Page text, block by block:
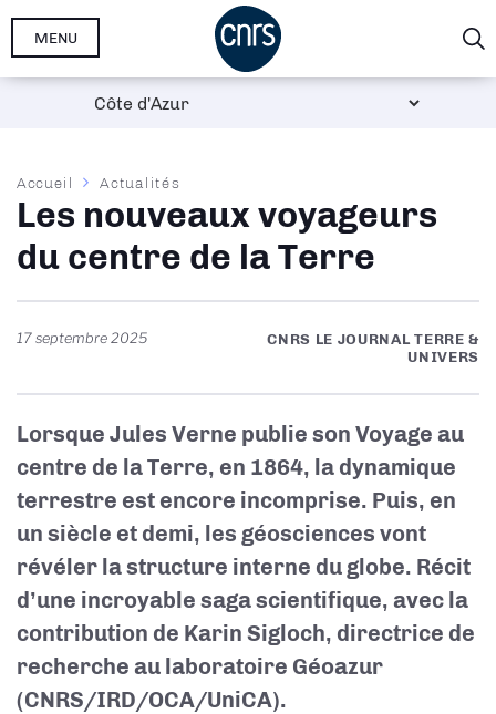
Aller
MENU
Fil
d'Ariane
Accueil Actualités
Les nouveaux voyageurs
du centre de la Terre
17 septembre 2025
CNRS LE JOURNAL TERRE &
UNIVERS
Lorsque Jules Verne publie son Voyage au
centre de la Terre, en 1864, la dynamique
terrestre est encore incomprise. Puis, en
un siècle et demi, les géosciences vont
révéler la structure interne du globe. Récit
d’une incroyable saga scientifique, avec la
contribution de Karin Sigloch, directrice de
recherche au laboratoire Géoazur
(CNRS/IRD/OCA/UniCA).